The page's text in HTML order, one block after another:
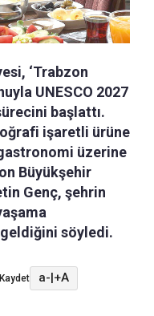
‘Trabzon
UNESCO 2027
başlattı.
işaretli ürüne
üzerine
Büyükşehir
Genç, şehrin
söyledi.
Kaydet a- +A